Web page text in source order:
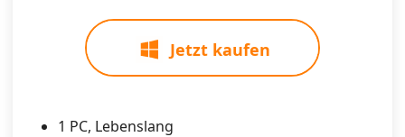
Jetzt kaufen
1 PC, Lebenslang